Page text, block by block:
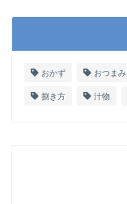
おかず おつまみ
捌き方 汁物